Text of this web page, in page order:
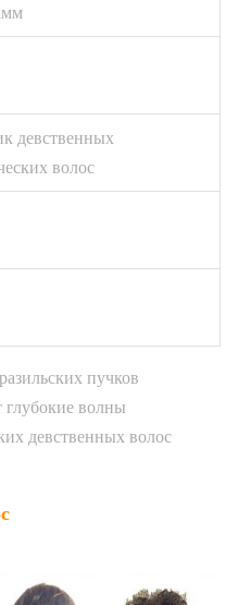
девственных
волос
пучков
глубокие волны
девственных волос